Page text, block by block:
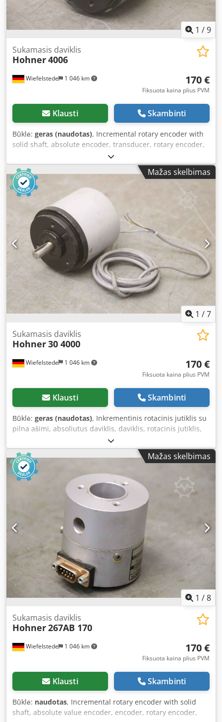
1 /9
Wiefelstede 1 046 km
Sukamasis daviklis
Hohner4006
170 €
Fiksuota kaina plius PVM
Klausti Skambinti
Būklė: geras (naudotas), Incremental rotary encoder with
solid shaft, absolute encoder, transducer, rotary encoder,
encoder, absolute rotary encoder, absolute encoder,
functional encoder, rotary pulse generator, resolver, rotary
pulse encoder, tachogenerator, incremental encoder -
Manufacturer: Hohner, encoder rotary encoder - Model:
4006 - Shaft: Ø 12 x 25 mm - Quantity: 1x encoder available
- Dimensions: 90/90/H142 mm Dwodpfx Ajqvp Nnoqrea -
Weight: 1.2 kg
Mažas skelbimas
1 /7
Wiefelstede 1 046 km
Sukamasis daviklis
Hohner30 4000
170 €
Fiksuota kaina plius PVM
Klausti Skambinti
Būklė: geras (naudotas), Inkrementinis rotacinis jutiklis su
pilna ašimi, absoliutus daviklis, daviklis, rotacinis jutiklis,
enkoderis, absoliutus rotacinis jutiklis, absoliutus
enkoderis, funkcijų daviklis, sukimosi indikatorius,
resolveris, sukimosi impulso daviklis, tachogeneratorius,
inkrementinis enkoderis - Gamintojas: Hohner, Encoder
Drehgeber - Tipas: 30 4000 - Velenas: Ø 12 x 25 mm -
Kiekis: 2 enkoderiai sandėlyje - Kaina: už vienetą -
Matmenys: Ø 90 x 143 mm Dwsdpfjqvp Rhox Aqrea -
Svoris: 1,1 kg/vnt.
Mažas skelbimas
1 /8
Wiefelstede 1 046 km
Sukamasis daviklis
Hohner267AB 170
170 €
Fiksuota kaina plius PVM
Klausti Skambinti
Būklė: naudotas, Incremental rotary encoder with solid
shaft, absolute value encoder, encoder, rotary encoder,